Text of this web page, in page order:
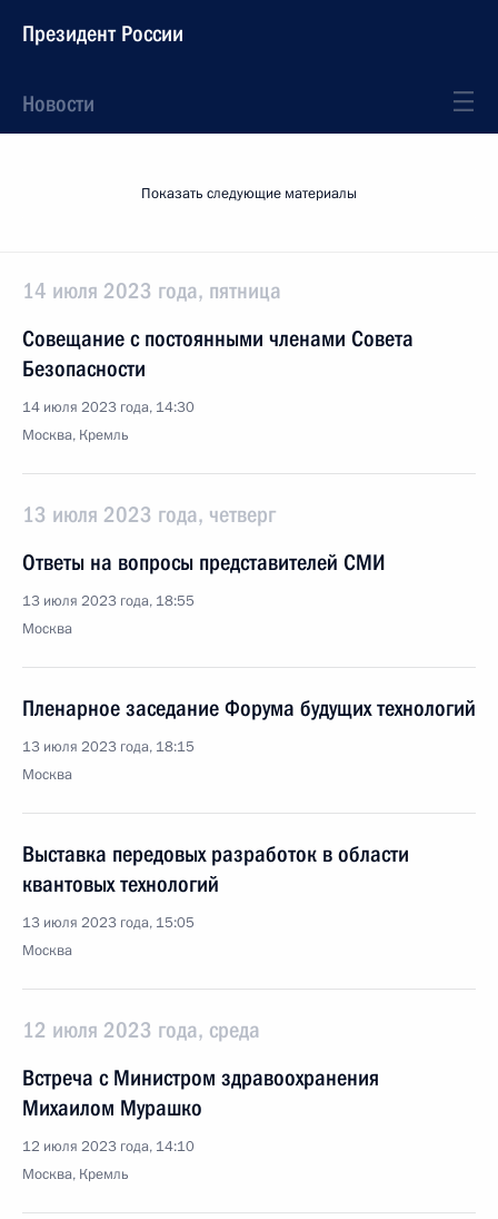
Президент России
Новости
Показать следующие материалы
14 июля 2023 года, пятница
Совещание с постоянными членами Совета
Безопасности
14 июля 2023 года, 14:30
Москва, Кремль
13 июля 2023 года, четверг
Ответы на вопросы представителей СМИ
13 июля 2023 года, 18:55
Москва
Пленарное заседание Форума будущих технологий
13 июля 2023 года, 18:15
Москва
Выставка передовых разработок в области
квантовых технологий
13 июля 2023 года, 15:05
Москва
12 июля 2023 года, среда
Встреча с Министром здравоохранения
Михаилом Мурашко
12 июля 2023 года, 14:10
Москва, Кремль